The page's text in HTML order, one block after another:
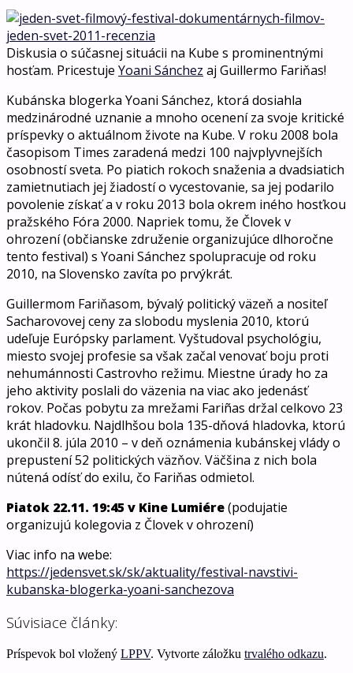
Diskusia o súčasnej situácii na Kube s prominentnými
hosťam. Pricestuje Yoani Sánchez aj Guillermo Fariňas!
Kubánska blogerka Yoani Sánchez, ktorá dosiahla
medzinárodné uznanie a mnoho ocenení za svoje kritické
príspevky o aktuálnom živote na Kube. V roku 2008 bola
časopisom Times zaradená medzi 100 najvplyvnejších
osobností sveta. Po piatich rokoch snaženia a dvadsiatich
zamietnutiach jej žiadostí o vycestovanie, sa jej podarilo
povolenie získať a v roku 2013 bola okrem iného hosťkou
pražského Fóra 2000. Napriek tomu, že Človek v
ohrození (občianske združenie organizujúce dlhoročne
tento festival) s Yoani Sánchez spolupracuje od roku
2010, na Slovensko zavíta po prvýkrát.
Guillermom Fariňasom, bývalý politický väzeň a nositeľ
Sacharovovej ceny za slobodu myslenia 2010, ktorú
udeľuje Európsky parlament. Vyštudoval psychológiu,
miesto svojej profesie sa však začal venovať boju proti
nehumánnosti Castrovho režimu. Miestne úrady ho za
jeho aktivity poslali do väzenia na viac ako jedenásť
rokov. Počas pobytu za mrežami Fariñas držal celkovo 23
krát hladovku. Najdlhšou bola 135-dňová hladovka, ktorú
ukončil 8. júla 2010 – v deň oznámenia kubánskej vlády o
prepustení 52 politických väzňov. Väčšina z nich bola
nútená odísť do exilu, čo Fariňas odmietol.
Piatok 22.11. 19:45 v Kine Lumiére(podujatie
organizujú kolegovia z Človek v ohrození)
Viac info na webe:
https://jedensvet.sk/sk/aktuality/festival-navstivi-
kubanska-blogerka-yoani-sanchezova
Súvisiace články:
Príspevok bol vložený LPPV. Vytvorte záložku trvalého odkazu.